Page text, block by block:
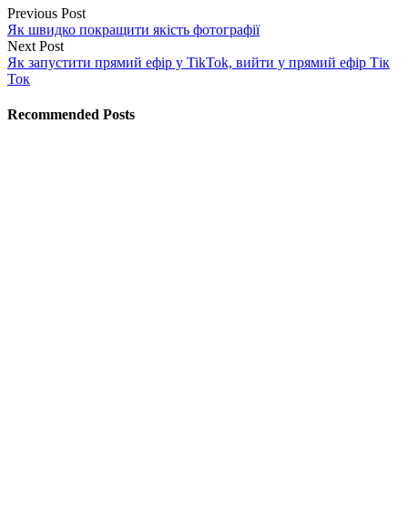
Previous Post
Як швидко покращити якість фотографії
Next Post
Як запустити прямий ефір у TikTok, вийти у прямий ефір Тік
Ток
Recommended Posts